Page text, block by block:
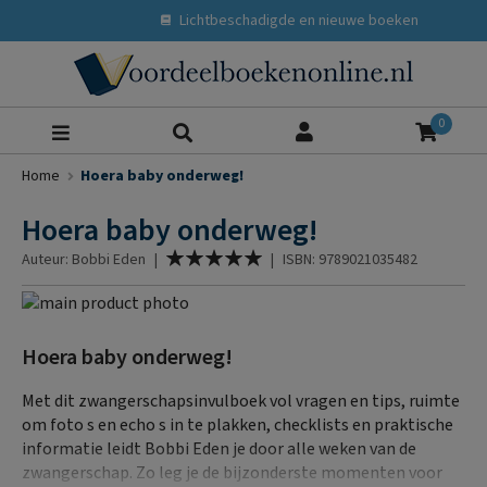
Lichtbeschadigde en nieuwe boeken
0
Home Hoera baby onderweg!
Hoera baby onderweg!
Auteur: Bobbi Eden | Waardering:
% of
| ISBN: 9789021035482
Ga
het
van
de
afbeeldingen-
gallerij
naar
begin
van
de
afbeeldingen-
Hoera baby onderweg!
Met dit zwangerschapsinvulboek vol vragen en tips, ruimte
om foto s en echo s in te plakken, checklists en praktische
informatie leidt Bobbi Eden je door alle weken van de
zwangerschap. Zo leg je de bijzonderste momenten voor